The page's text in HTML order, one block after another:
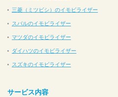
三菱（ミツビシ）のイモビライザー
スバルのイモビライザー
マツダのイモビライザー
ダイハツのイモビライザー
スズキのイモビライザー
サービス内容